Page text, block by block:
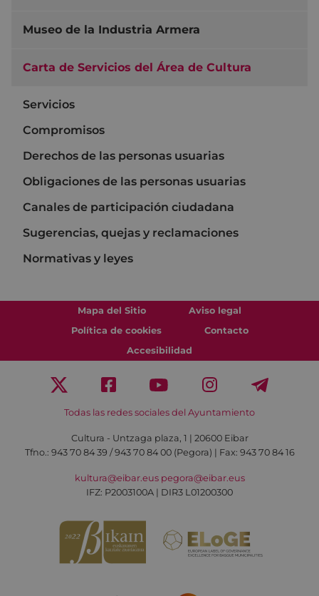
Museo de la Industria Armera
Carta de Servicios del Área de Cultura
Servicios
Compromisos
Derechos de las personas usuarias
Obligaciones de las personas usuarias
Canales de participación ciudadana
Sugerencias, quejas y reclamaciones
Normativas y leyes
Mapa del Sitio
Aviso legal
Política de cookies
Contacto
Accesibilidad
Todas las redes sociales del Ayuntamiento
Cultura - Untzaga plaza, 1 | 20600 Eibar
Tfno.: 943 70 84 39 / 943 70 84 00 (Pegora) | Fax: 943 70 84 16
kultura@eibar.eus pegora@eibar.eus
IFZ: P2003100A | DIR3 L01200300